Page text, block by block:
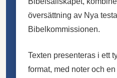
översättning av Nya
Bibelkommissionen.
Texten presenteras i ett
format, med noter och